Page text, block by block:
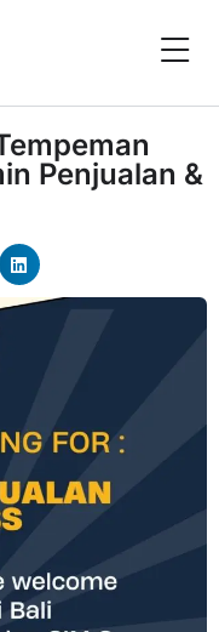
Penjualan &